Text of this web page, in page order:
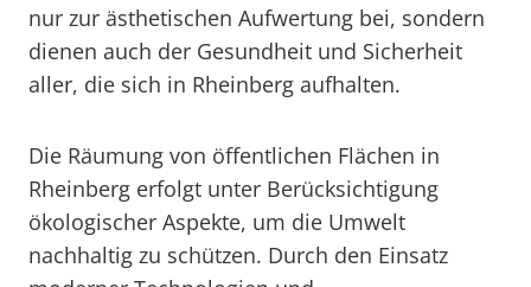
nur zur ästhetischen Aufwertung bei, sondern
dienen auch der Gesundheit und Sicherheit
aller, die sich in Rheinberg aufhalten.
Die Räumung von öffentlichen Flächen in
Rheinberg erfolgt unter Berücksichtigung
ökologischer Aspekte, um die Umwelt
nachhaltig zu schützen. Durch den Einsatz